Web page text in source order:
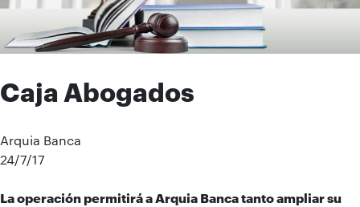
Caja Abogados
Arquia Banca
24/7/17
La operación permitirá a Arquia Banca tanto ampliar su